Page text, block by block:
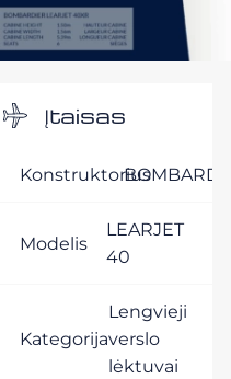
Įtaisas
Konstruktorius
Modelis
LEARJET
40
Kategorija
Lengvieji
verslo
lėktuvai